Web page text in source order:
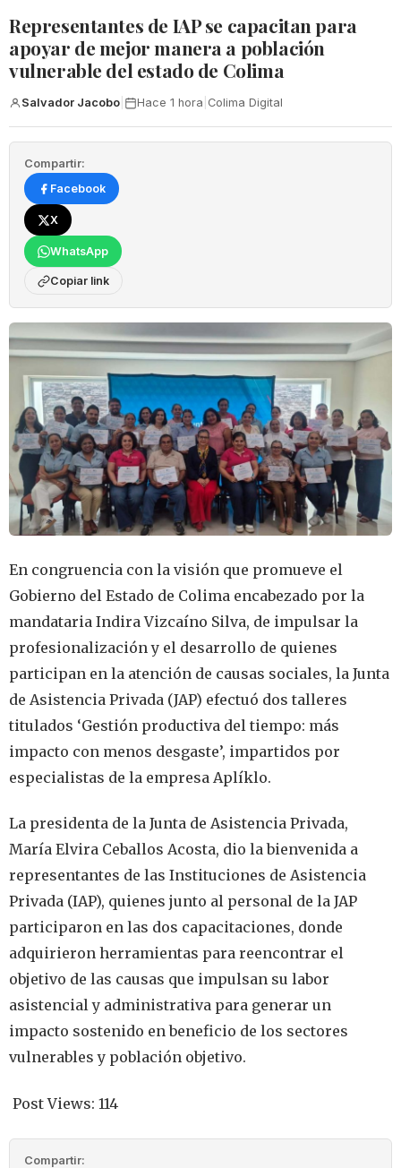
Representantes de IAP se capacitan para
apoyar de mejor manera a población
vulnerable del estado de Colima
Salvador Jacobo Hace 1 hora Colima Digital
Compartir:
Facebook
X
WhatsApp
Copiar link
En congruencia con la visión que promueve el
Gobierno del Estado de Colima encabezado por la
mandataria Indira Vizcaíno Silva, de impulsar la
profesionalización y el desarrollo de quienes
participan en la atención de causas sociales, la Junta
de Asistencia Privada (JAP) efectuó dos talleres
titulados ‘Gestión productiva del tiempo: más
impacto con menos desgaste’, impartidos por
especialistas de la empresa Aplíklo.
La presidenta de la Junta de Asistencia Privada,
María Elvira Ceballos Acosta, dio la bienvenida a
representantes de las Instituciones de Asistencia
Privada (IAP), quienes junto al personal de la JAP
participaron en las dos capacitaciones, donde
adquirieron herramientas para reencontrar el
objetivo de las causas que impulsan su labor
asistencial y administrativa para generar un
impacto sostenido en beneficio de los sectores
vulnerables y población objetivo.
Post Views: 114
Compartir: